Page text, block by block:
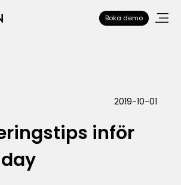
Boka demo
2019-10-01
inför